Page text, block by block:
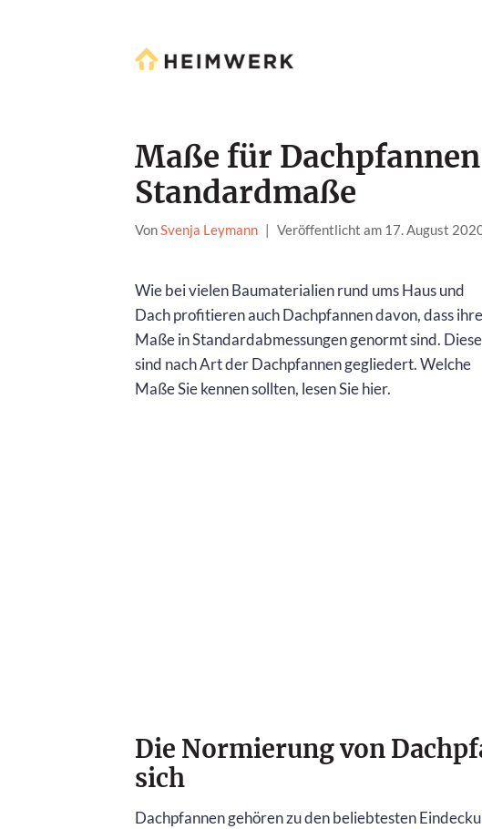
Maße für
Standardmaße
VonSvenja Leymann | Veröffentlicht am 17. August
Wie bei vielen Baumaterialien rund ums Haus und
Dach profitieren auch Dachpfannen davon, dass ihre
Maße in Standardabmessungen genormt sind. Diese
sind nach Art der Dachpfannen gegliedert. Welche
Maße Sie kennen sollten, lesen Sie hier.
Die Normierung von
sich
Dachpfannen gehören zu den beliebtesten